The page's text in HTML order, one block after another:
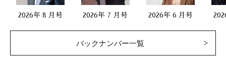
2026年 8 月号 2026年 7 月号 2026年 6 月号
バックナンバー一覧